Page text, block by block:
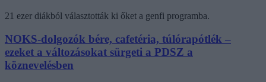
21 ezer diákból választották ki őket a genfi programba.
NOKS-dolgozók bére, cafetéria, túlórapótlék –
ezeket a változásokat sürgeti a PDSZ a
köznevelésben